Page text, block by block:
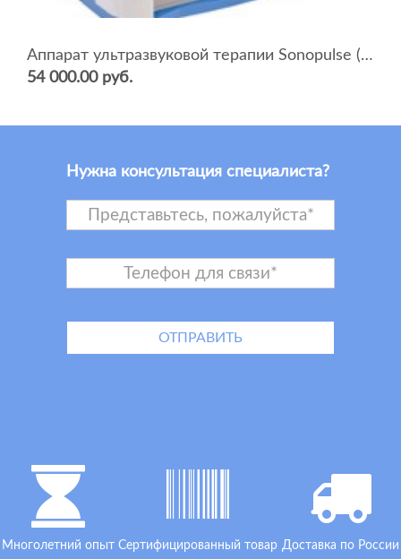
Аппарат ультразвуковой терапии Sonopulse (мультичастотный 1 и 3 Мгц)
54 000.00 руб.
Нужна консультация специалиста?
Многолетний опыт Сертифицированный товар Доставка по России